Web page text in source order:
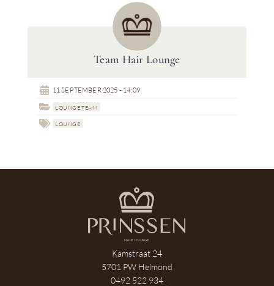
Team Hair Lounge
 11 SEPTEMBER 2025 - 14:09
 LOUNGE TEAM
 LOUNGE
Kamstraat 24
5701 PWHelmond
0492 522 934